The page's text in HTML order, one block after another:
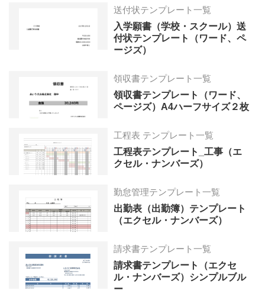
送付状テンプレート一覧
入学願書（学校・スクール）送
付状テンプレート（ワード、ペ
ージズ）
領収書テンプレート一覧
領収書テンプレート（ワード、
ページズ）A4ハーフサイズ２枚
工程表 テンプレート一覧
工程表テンプレート_工事（エ
クセル・ナンバーズ）
勤怠管理テンプレート一覧
出勤表（出勤簿）テンプレート
（エクセル・ナンバーズ）
請求書テンプレート一覧
請求書テンプレート（エクセ
ル・ナンバーズ）シンプルブル
ー